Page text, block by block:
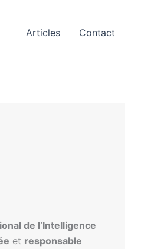
Articles Contact
de l’Intelligence
et responsable